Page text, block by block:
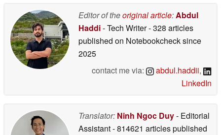
Editor of theoriginal article:Abdul
Haddi- Tech Writer- 328 articles
published on Notebookchecksince
2025
contact me via:
abdul.haddii,
LinkedIn
Translator: Ninh Ngoc Duy- Editorial
Assistant- 814621 articles published